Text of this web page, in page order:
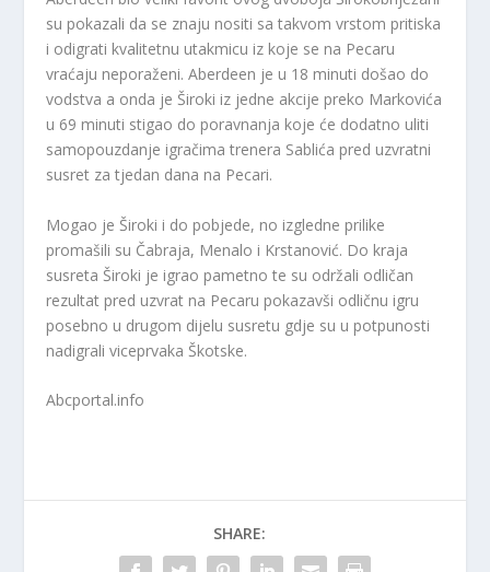
su pokazali da se znaju nositi sa takvom vrstom pritiska
i odigrati kvalitetnu utakmicu iz koje se na Pecaru
vraćaju neporaženi. Aberdeen je u 18 minuti došao do
vodstva a onda je Široki iz jedne akcije preko Markovića
u 69 minuti stigao do poravnanja koje će dodatno uliti
samopouzdanje igračima trenera Sablića pred uzvratni
susret za tjedan dana na Pecari.
Mogao je Široki i do pobjede, no izgledne prilike
promašili su Čabraja, Menalo i Krstanović. Do kraja
susreta Široki je igrao pametno te su održali odličan
rezultat pred uzvrat na Pecaru pokazavši odličnu igru
posebno u drugom dijelu susretu gdje su u potpunosti
nadigrali viceprvaka Škotske.
Abcportal.info
SHARE: